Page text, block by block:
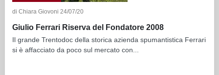
di Chiara Giovoni 24/07/20
Giulio Ferrari Riserva del Fondatore 2008
Il grande Trentodoc della storica azienda spumantistica Ferrari
si è affacciato da poco sul mercato con...